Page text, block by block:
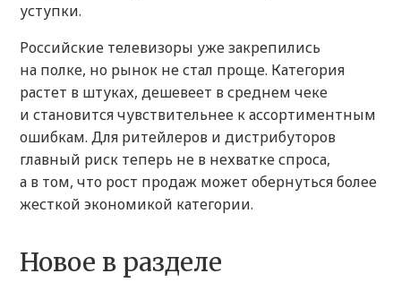
уступки.
Российские телевизоры уже закрепились
на полке, но рынок не стал проще. Категория
растет в штуках, дешевеет в среднем чеке
и становится чувствительнее к ассортиментным
ошибкам. Для ритейлеров и дистрибуторов
главный риск теперь не в нехватке спроса,
а в том, что рост продаж может обернуться более
жесткой экономикой категории.
Новое в разделе